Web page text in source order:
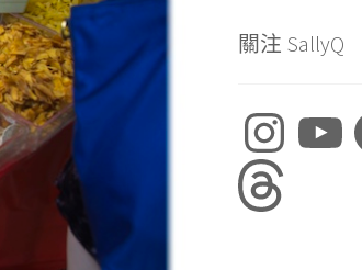
關注 SallyQ
Instagram
Threads